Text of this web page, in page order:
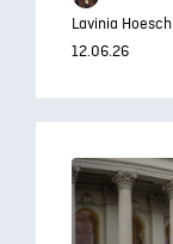
Lavinia Hoesch
12.06.26